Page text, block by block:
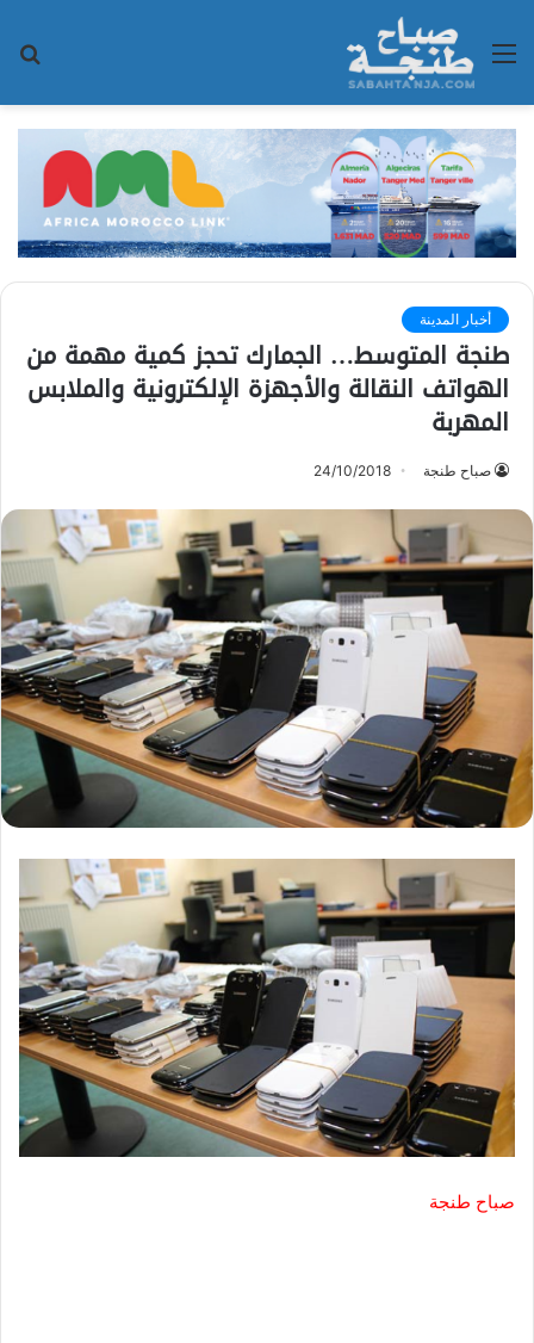
القائمة
أخبار المدينة
طنجة المتوسط… الجمارك تحجز كمية مهمة من
الهواتف النقالة والأجهزة الإلكترونية والملابس
المهربة
صباح طنجة 24/10/2018
صباح طنجة